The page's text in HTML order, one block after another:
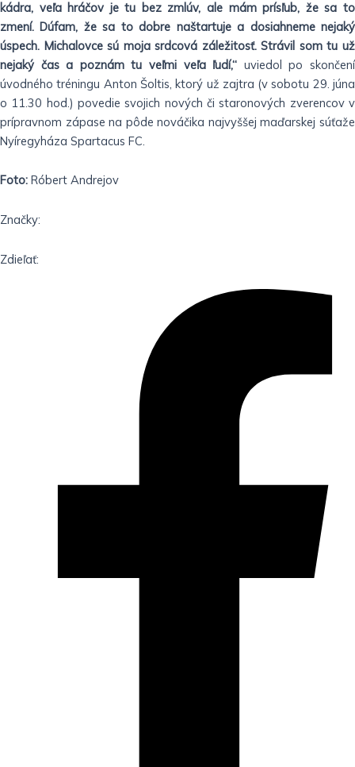
kádra, veľa hráčov je tu bez zmlúv, ale mám prísľub, že sa to
zmení. Dúfam, že sa to dobre naštartuje a dosiahneme nejaký
úspech. Michalovce sú moja srdcová záležitosť. Strávil som tu už
nejaký čas a poznám tu veľmi veľa ľudí,“ uviedol po skončení
úvodného tréningu Anton Šoltis, ktorý už zajtra (v sobotu 29. júna
o 11.30 hod.) povedie svojich nových či staronových zverencov v
prípravnom zápase na pôde nováčika najvyššej maďarskej súťaže
Nyíregyháza Spartacus FC.
Foto: Róbert Andrejov
Značky:
Zdieľať: